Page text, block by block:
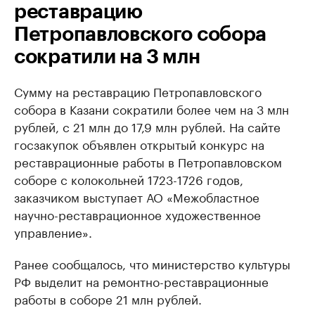
реставрацию
Петропавловского собора
сократили на 3 млн
Сумму на реставрацию Петропавловского
собора в Казани сократили более чем на 3 млн
рублей, с 21 млн до 17,9 млн рублей. На сайте
госзакупок объявлен открытый конкурс на
реставрационные работы в Петропавловском
соборе с колокольней 1723-1726 годов,
заказчиком выступает АО «Межобластное
научно-реставрационное художественное
управление».
Ранее сообщалось, что министерство культуры
РФ выделит на ремонтно-реставрационные
работы в соборе 21 млн рублей.